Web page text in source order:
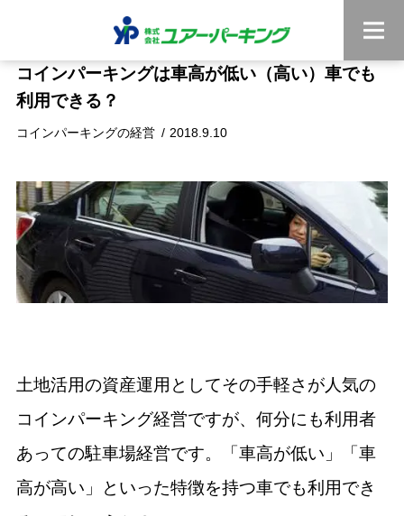
コインパーキングの経営 2018.9.10
コインパーキングは車高が低い（高い）車でも
利用できる？
土地活用の資産運用としてその手軽さが人気の
コインパーキング経営ですが、何分にも利用者
あっての駐車場経営です。「車高が低い」「車
高が高い」といった特徴を持つ車でも利用でき